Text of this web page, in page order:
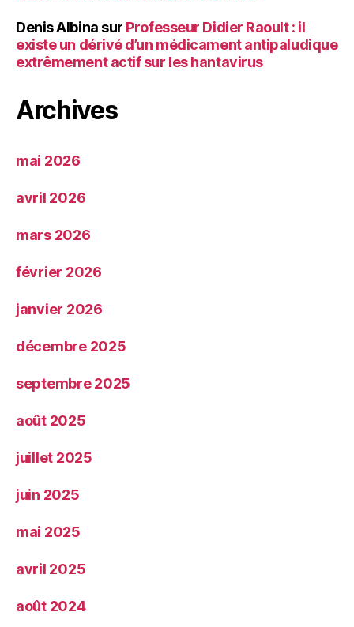
Denis Albina sur Professeur Didier Raoult : il
existe un dérivé d’un médicament antipaludique
extrêmement actif sur les hantavirus
Archives
mai 2026
avril 2026
mars 2026
février 2026
janvier 2026
décembre 2025
septembre 2025
août 2025
juillet 2025
juin 2025
mai 2025
avril 2025
août 2024